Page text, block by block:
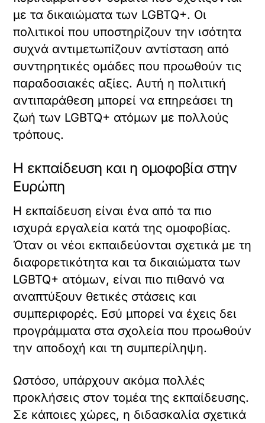
με τα δικαιώματα των LGBTQ+. Οι
πολιτικοί που υποστηρίζουν την ισότητα
συχνά αντιμετωπίζουν αντίσταση από
συντηρητικές ομάδες που προωθούν τις
παραδοσιακές αξίες. Αυτή η πολιτική
αντιπαράθεση μπορεί να επηρεάσει τη
ζωή των LGBTQ+ ατόμων με πολλούς
τρόπους.
Η εκπαίδευση και η ομοφοβία στην
Ευρώπη
Η εκπαίδευση είναι ένα από τα πιο
ισχυρά εργαλεία κατά της ομοφοβίας.
Όταν οι νέοι εκπαιδεύονται σχετικά με τη
διαφορετικότητα και τα δικαιώματα των
LGBTQ+ ατόμων, είναι πιο πιθανό να
αναπτύξουν θετικές στάσεις και
συμπεριφορές. Εσύ μπορεί να έχεις δει
προγράμματα στα σχολεία που προωθούν
την αποδοχή και τη συμπερίληψη.
Ωστόσο, υπάρχουν ακόμα πολλές
προκλήσεις στον τομέα της εκπαίδευσης.
Σε κάποιες χώρες, η διδασκαλία σχετικά